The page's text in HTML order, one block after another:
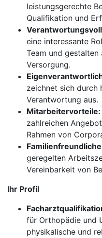
leistungsgerechte
Qualifikation und
eine interessante
Team und
Versorgung.
zeichnet sich durch
Verantwortung aus.
Mitarbeitervorteile:
zahlreichen
Rahmen von
geregelten
Vereinbarkeit von
Ihr Profil
für Orthopädie und
physikalische und